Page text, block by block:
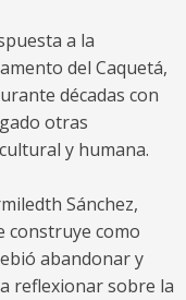
a la
del Caquetá,
décadas con
otras
y humana.
Sánchez,
construye como
abandonar y
reflexionar sobre la